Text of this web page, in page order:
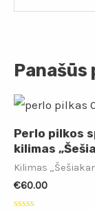
Perlo pilkos
kilimas
Kilimas
€60.00